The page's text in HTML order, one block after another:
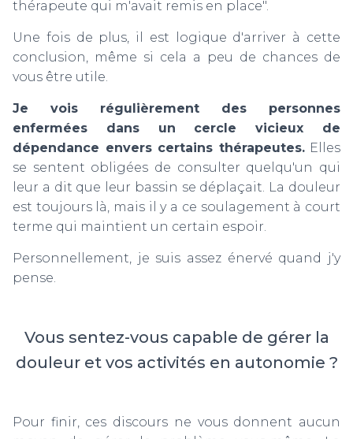
thérapeute qui m'avait remis en place".
Une fois de plus, il est logique d'arriver à cette
conclusion, même si cela a peu de chances de
vous être utile.
Je vois régulièrement des personnes
enfermées dans un cercle vicieux de
dépendance envers certains thérapeutes.Elles
se sentent obligées de consulter quelqu'un qui
leur a dit que leur bassin se déplaçait. La douleur
est toujours là, mais il y a ce soulagement à court
terme qui maintient un certain espoir.
Personnellement, je suis assez énervé quand j'y
pense.
Vous sentez-vous capable de gérer la
douleur et vos activités en autonomie ?
Pour finir, ces discours ne vous donnent aucun